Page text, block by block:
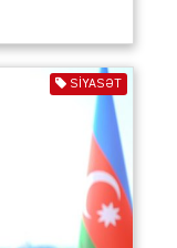
SIYASƏT